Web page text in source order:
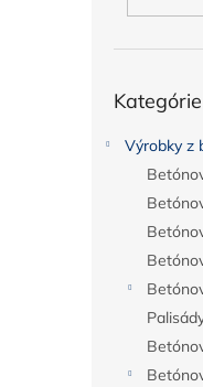
kategórie
Kategórie
Výrobky z